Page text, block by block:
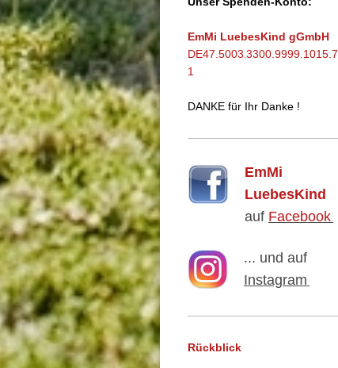
EmMi LuebesKind gGmbH
DE47.5003 3300.9999.1015.7
1
DANKE für Ihr Danke !
EmMi
LuebesKind
auf Facebook
... und auf
Instagram
Rückblick